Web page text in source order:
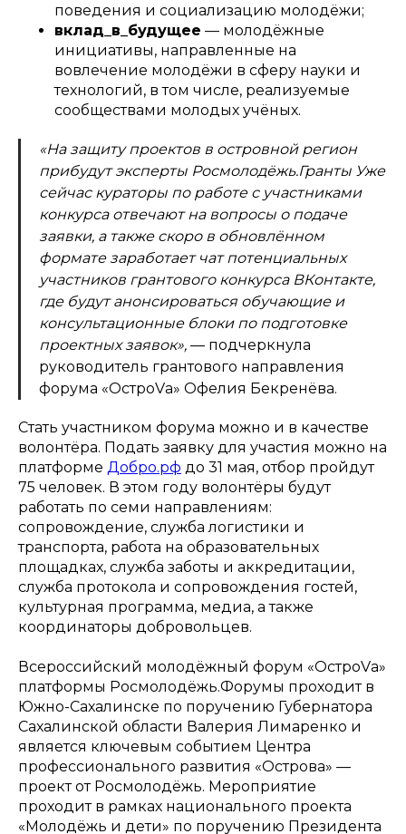
поведения и социализацию молодёжи;
вклад_в_будущее — молодёжные
инициативы, направленные на
вовлечение молодёжи в сферу науки и
технологий, в том числе, реализуемые
сообществами молодых учёных.
«На защиту проектов в островной регион
прибудут эксперты Росмолодёжь.Гранты Уже
сейчас кураторы по работе с участниками
конкурса отвечают на вопросы о подаче
заявки, а также скоро в обновлённом
формате заработает чат потенциальных
участников грантового конкурса ВКонтакте,
где будут анонсироваться обучающие и
консультационные блоки по подготовке
проектных заявок», — подчеркнула
руководитель грантового направления
форума «ОстроVа» Офелия Бекренёва.
Стать участником форума можно и в качестве
волонтёра. Подать заявку для участия можно на
платформе Добро.рф до 31 мая, отбор пройдут
75 человек. В этом году волонтёры будут
работать по семи направлениям:
сопровождение, служба логистики и
транспорта, работа на образовательных
площадках, служба заботы и аккредитации,
служба протокола и сопровождения гостей,
культурная программа, медиа, а также
координаторы добровольцев.
Всероссийский молодёжный форум «ОстроVа»
платформы Росмолодёжь.Форумы проходит в
Южно-Сахалинске по поручению Губернатора
Сахалинской области Валерия Лимаренко и
является ключевым событием Центра
профессионального развития «Острова» —
проект от Росмолодёжь. Мероприятие
проходит в рамках национального проекта
«Молодёжь и дети» по поручению Президента